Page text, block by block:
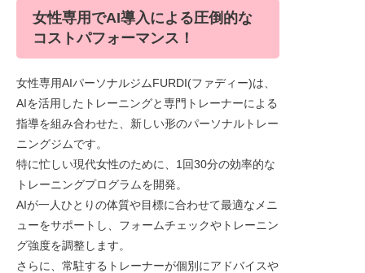
女性専用でAI導入による圧倒的な
コストパフォーマンス！
女性専用AIパーソナルジムFURDI(ファディー)は、
AIを活用したトレーニングと専門トレーナーによる
指導を組み合わせた、新しい形のパーソナルトレー
ニングジムです。
特に忙しい現代女性のために、1回30分の効率的な
トレーニングプログラムを開発。
AIが一人ひとりの体質や目標に合わせて最適なメニ
ューをサポートし、フォームチェックやトレーニン
グ強度を調整します。
さらに、常駐するトレーナーが個別にアドバイスや